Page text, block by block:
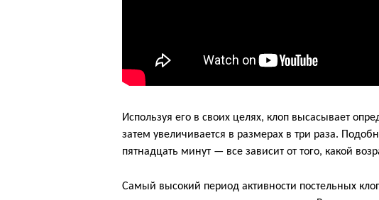
Используя его в своих целях, клоп высасывает
затем увеличивается в размерах в три раза.
пятнадцать минут — все зависит от того, какой
Самый высокий период активности постельных